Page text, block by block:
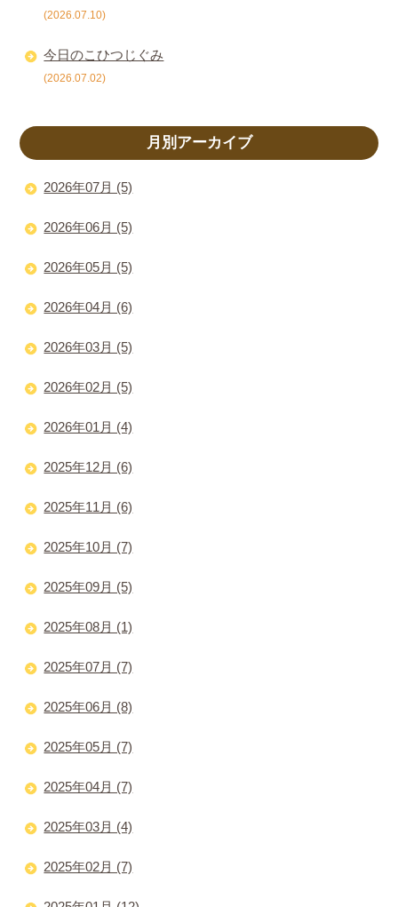
(2026.07.10)
今日のこひつじぐみ
(2026.07.02)
月別アーカイブ
2026年07月 (5)
2026年06月 (5)
2026年05月 (5)
2026年04月 (6)
2026年03月 (5)
2026年02月 (5)
2026年01月 (4)
2025年12月 (6)
2025年11月 (6)
2025年10月 (7)
2025年09月 (5)
2025年08月 (1)
2025年07月 (7)
2025年06月 (8)
2025年05月 (7)
2025年04月 (7)
2025年03月 (4)
2025年02月 (7)